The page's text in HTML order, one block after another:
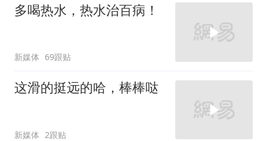
多喝热水，热水治百病！
新媒体 69跟贴
这滑的挺远的哈，棒棒哒
新媒体 2跟贴